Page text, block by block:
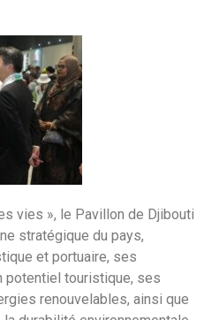
vies », le Pavillon de Djibouti
stratégique du pays,
et portuaire, ses
potentiel touristique, ses
renouvelables, ainsi que